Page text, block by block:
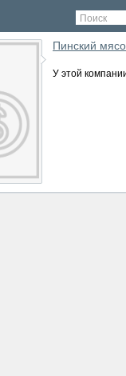
Поиск
Пинский
У этой